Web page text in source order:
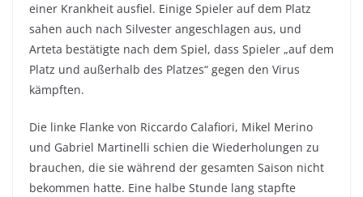
einer Krankheit ausfiel. Einige Spieler auf dem Platz
sahen auch nach Silvester angeschlagen aus, und
Arteta bestätigte nach dem Spiel, dass Spieler „auf dem
Platz und außerhalb des Platzes“ gegen den Virus
kämpften.
Die linke Flanke von Riccardo Calafiori, Mikel Merino
und Gabriel Martinelli schien die Wiederholungen zu
brauchen, die sie während der gesamten Saison nicht
bekommen hatte. Eine halbe Stunde lang stapfte